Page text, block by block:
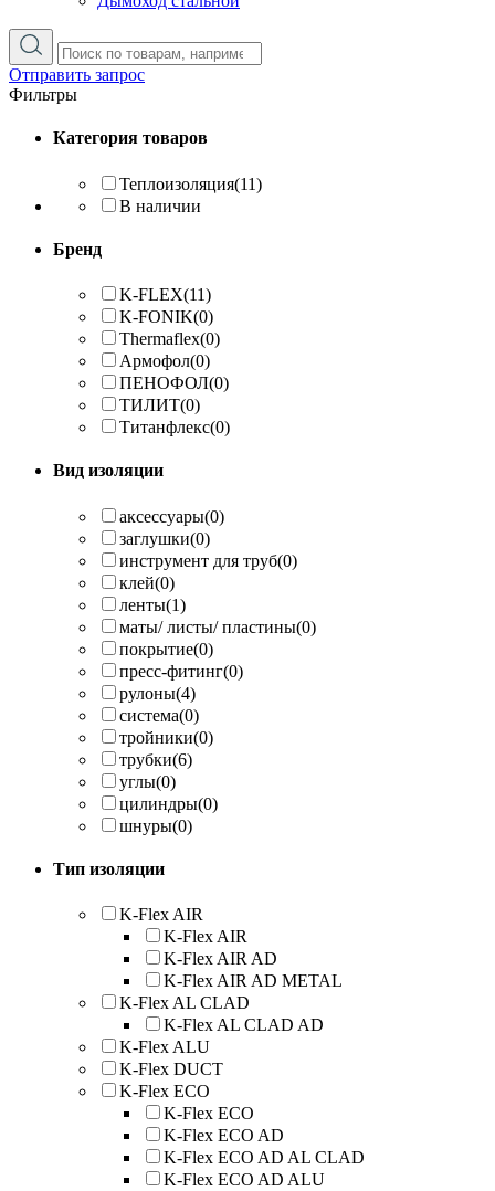
Отправить запрос
Фильтры
Категория товаров
Теплоизоляция(11)
В наличии
Бренд
K-FLEX(11)
K-FONIK(0)
Thermaflex(0)
Армофол(0)
ПЕНОФОЛ(0)
ТИЛИТ(0)
Титанфлекс(0)
Вид изоляции
аксессуары(0)
заглушки(0)
инструмент для труб(0)
клей(0)
ленты(1)
маты/ листы/ пластины(0)
покрытие(0)
пресс-фитинг(0)
рулоны(4)
система(0)
тройники(0)
трубки(6)
углы(0)
цилиндры(0)
шнуры(0)
Тип изоляции
K-Flex AIR
K-Flex AIR
K-Flex AIR AD
K-Flex AIR AD METAL
K-Flex AL CLAD
K-Flex AL CLAD AD
K-Flex ALU
K-Flex DUCT
K-Flex ECO
K-Flex ECO
K-Flex ECO AD
K-Flex ECO AD AL CLAD
K-Flex ECO AD ALU